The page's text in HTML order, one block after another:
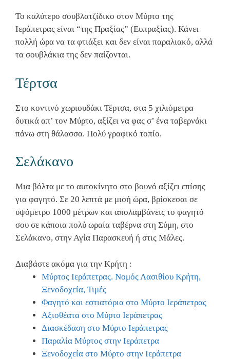
Το καλύτερο σουβλατζίδικο στον Μύρτο της
Ιεράπετρας είναι “της Πραξίας” (Ευπραξίας). Κάνει
πολλή ώρα να τα φτιάξει και δεν είναι παραλιακό, αλλά
τα σουβλάκια της δεν παίζονται.
Τέρτσα
Στο κοντινό χωριουδάκι Τέρτσα, στα 5 χιλιόμετρα
δυτικά απ’ τον Μύρτο, αξίζει να φας σ’ ένα ταβερνάκι
πάνω στη θάλασσα. Πολύ γραφικό τοπίο.
Σελάκανο
Μια βόλτα με το αυτοκίνητο στο βουνό αξίζει επίσης
για φαγητό. Σε 20 λεπτά με μισή ώρα, βρίσκεσαι σε
υψόμετρο 1000 μέτρων και απολαμβάνεις το φαγητό
σου σε κάποια πολύ ωραία ταβέρνα στη Σύμη, στο
Σελάκανο, στην Αγία Παρασκευή ή στις Μάλες.
Διαβάστε ακόμα για την Κρήτη :
Μύρτος Ιεράπετρας. Νομός Λασιθίου Κρήτη,
Ξενοδοχεία, Τιμές
Φαγητό και εστιατόρια στο Μύρτο Ιεράπετρας
Αξιοθέατα στο Μύρτο Ιεράπετρας
Διασκέδαση στο Μύρτο Ιεράπετρας
Παραλία Μύρτος στην Ιεράπετρα
Ξενοδοχεία στο Μύρτο στην Ιεράπετρα